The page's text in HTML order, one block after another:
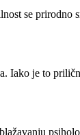
se prirodno
je to